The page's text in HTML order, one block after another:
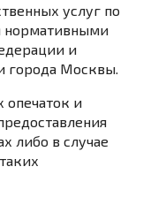
услуг по
нормативными
и
города Москвы.
опечаток и
либо в случае